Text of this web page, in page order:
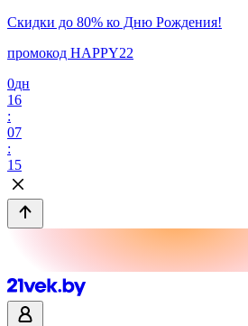
Скидки до 80% ко Дню Рождения!
промокод HAPPY22
0дн
16
:
07
:
15